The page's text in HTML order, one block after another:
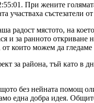
При жените
участваха състезатели
радост мястото, на
за ранното откриване
които можем да
за района, тъй като в
без нейната помощ
една добра идея.